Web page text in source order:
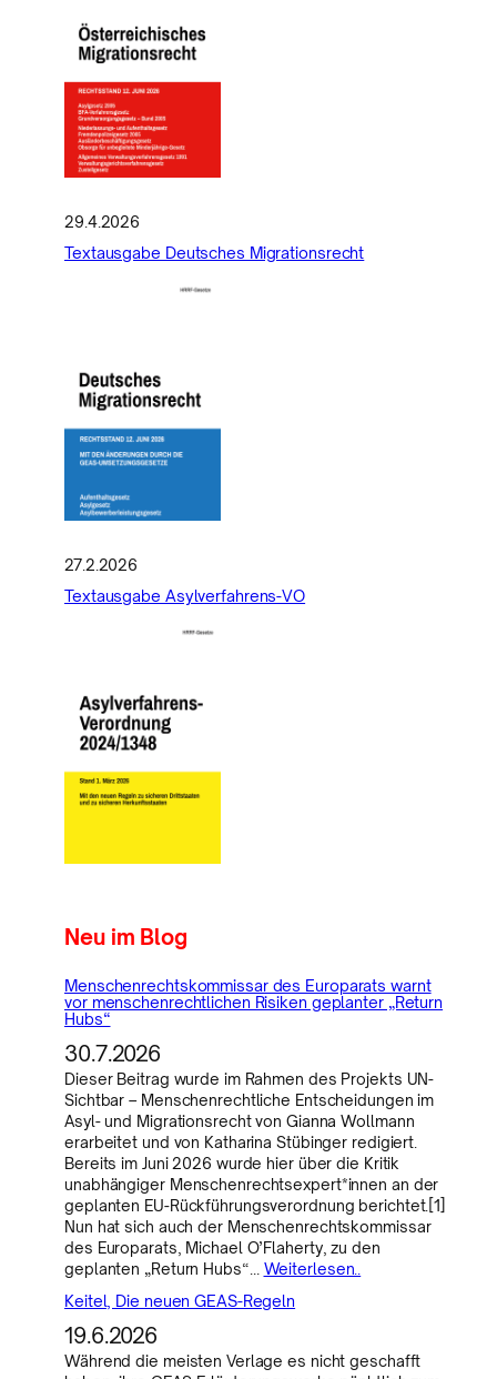
29.4.2026
Textausgabe Deutsches Migrationsrecht
27.2.2026
Textausgabe Asylverfahrens-VO
Neu im Blog
Menschenrechtskommissar des Europarats warnt
vor menschenrechtlichen Risiken geplanter „Return
Hubs“
30.7.2026
Dieser Beitrag wurde im Rahmen des Projekts UN-
Sichtbar – Menschenrechtliche Entscheidungen im
Asyl- und Migrationsrecht von Gianna Wollmann
erarbeitet und von Katharina Stübinger redigiert.
Bereits im Juni 2026 wurde hier über die Kritik
unabhängiger Menschenrechtsexpert*innen an der
geplanten EU-Rückführungsverordnung berichtet.[1]
Nun hat sich auch der Menschenrechtskommissar
des Europarats, Michael O’Flaherty, zu den
geplanten „Return Hubs“… Weiterlesen..
Keitel, Die neuen GEAS-Regeln
19.6.2026
Während die meisten Verlage es nicht geschafft